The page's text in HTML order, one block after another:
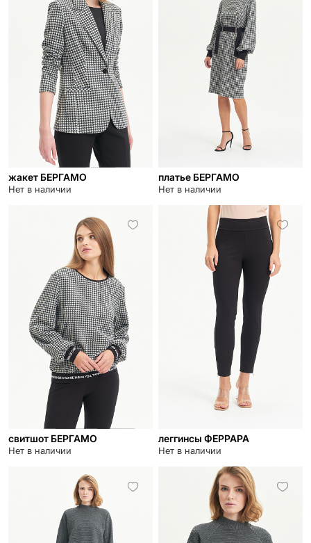
жакет БЕРГАМО
Нет в наличии
платье БЕРГАМО
Нет в наличии
свитшот БЕРГАМО
Нет в наличии
леггинсы ФЕРРАРА
Нет в наличии